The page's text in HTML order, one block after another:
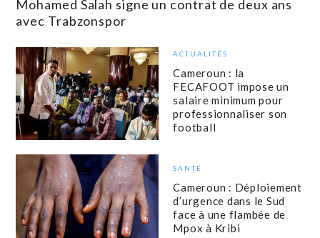
Mohamed Salah signe un contrat de deux ans
avec Trabzonspor
ACTUALITÉS
Cameroun : la
FECAFOOT impose un
salaire minimum pour
professionnaliser son
football
SANTÉ
Cameroun : Déploiement
d’urgence dans le Sud
face à une flambée de
Mpox à Kribi